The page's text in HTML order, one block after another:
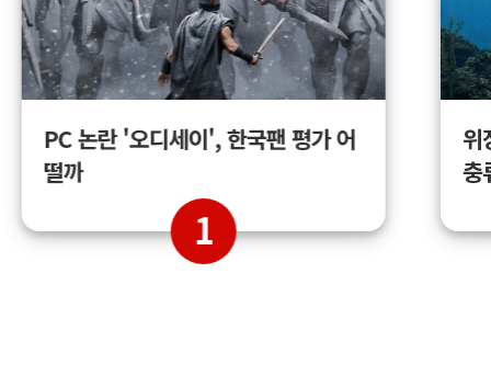
PC 논란 '오디세이', 한국팬 평가 어
떨까
1
위
충